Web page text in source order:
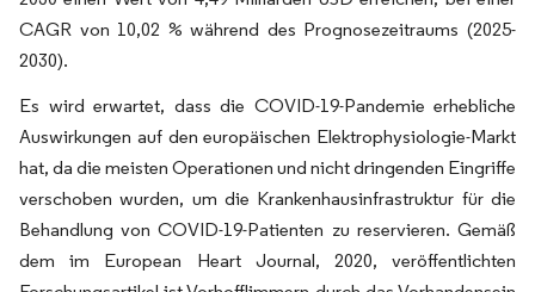
CAGR von 10,02 % während des Prognosezeitraums (2025-
2030).
Es wird erwartet, dass die COVID-19-Pandemie erhebliche
Auswirkungen auf den europäischen Elektrophysiologie-Markt
hat, da die meisten Operationen und nicht dringenden Eingriffe
verschoben wurden, um die Krankenhausinfrastruktur für die
Behandlung von COVID-19-Patienten zu reservieren. Gemäß
dem im European Heart Journal, 2020, veröffentlichten